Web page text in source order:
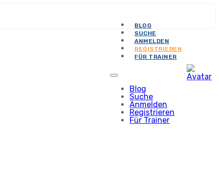
BLOG
SUCHE
ANMELDEN
REGISTRIEREN
FÜR TRAINER
Blog
Suche
Anmelden
Registrieren
Für Trainer